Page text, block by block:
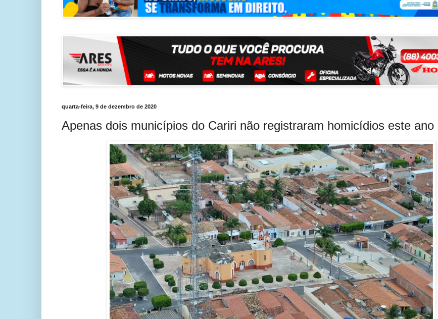
quarta-feira, 9 de dezembro de 2020
Apenas dois municípios do Cariri não registraram homicídios este ano